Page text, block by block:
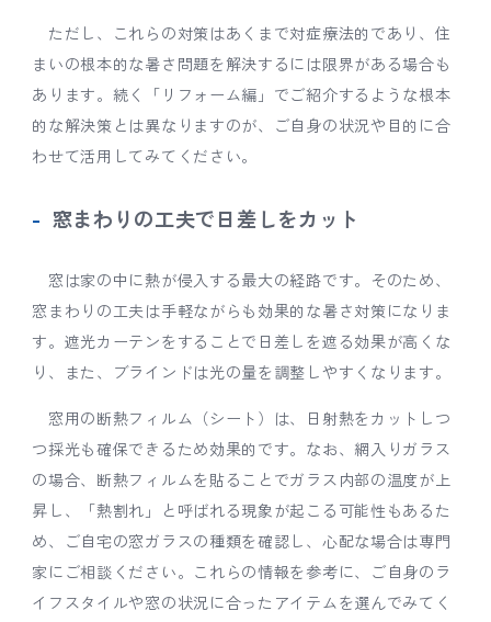
ただし、これらの対策はあくまで対症療法的であり、住
まいの根本的な暑さ問題を解決するには限界がある場合も
あります。続く「リフォーム編」でご紹介するような根本
的な解決策とは異なりますのが、ご自身の状況や目的に合
わせて活用してみてください。
窓まわりの工夫で日差しをカット
窓は家の中に熱が侵入する最大の経路です。そのため、
窓まわりの工夫は手軽ながらも効果的な暑さ対策になりま
す。遮光カーテンをすることで日差しを遮る効果が高くな
り、また、ブラインドは光の量を調整しやすくなります。
窓用の断熱フィルム（シート）は、日射熱をカットしつ
つ採光も確保できるため効果的です。なお、網入りガラス
の場合、断熱フィルムを貼ることでガラス内部の温度が上
昇し、「熱割れ」と呼ばれる現象が起こる可能性もあるた
め、ご自宅の窓ガラスの種類を確認し、心配な場合は専門
家にご相談ください。これらの情報を参考に、ご自身のラ
イフスタイルや窓の状況に合ったアイテムを選んでみてく